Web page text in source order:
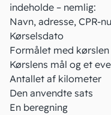
indeholde – nemlig:
Navn, adresse, CPR-
Kørselsdato
Formålet med kørslen
Kørslens mål og et
Antallet af kilometer
Den anvendte sats
En beregning